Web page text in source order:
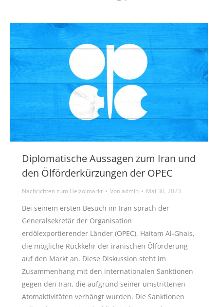
Diplomatische Aussagen zum Iran und
den Ölförderkürzungen der OPEC
Nachrichten zum Heizölmarkt Vonadmin Mai 30, 2023
Bei seinem ersten Besuch im Iran sprach der
Generalsekretär der Organisation
erdölexportierender Länder (OPEC), Haitam Al-Ghais,
die mögliche Rückkehr der iranischen Ölförderung
auf den Markt an. Diese Diskussion steht im
Zusammenhang mit den internationalen Sanktionen
gegen den Iran, die aufgrund seiner umstrittenen
Atomaktivitäten verhängt wurden. Die Sanktionen